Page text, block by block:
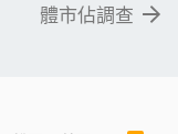
體市佔調查